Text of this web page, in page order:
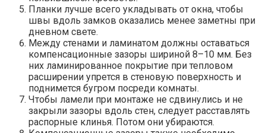
Планки лучше всего укладывать от окна, чтобы
швы вдоль замков оказались менее заметны при
дневном свете.
Между стенами и ламинатом должны оставаться
компенсационные зазоры шириной 8–10 мм. Без
них ламинированное покрытие при тепловом
расширении упрется в стеновую поверхность и
поднимется бугром посреди комнаты.
Чтобы ламели при монтаже не сдвинулись и не
закрыли зазоры вдоль стен, следует расставлять
распорные клинья. Потом они убираются.